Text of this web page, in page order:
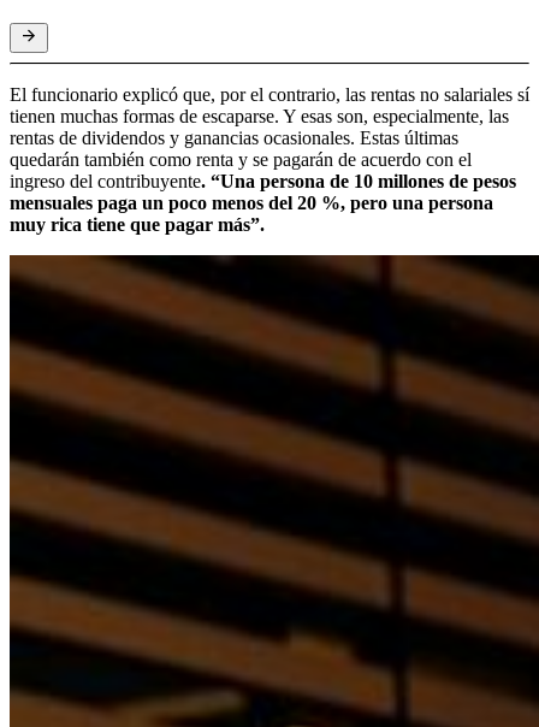
El funcionario explicó que, por el contrario, las rentas no salariales sí
tienen muchas formas de escaparse. Y esas son, especialmente, las
rentas de dividendos y ganancias ocasionales. Estas últimas
quedarán también como renta y se pagarán de acuerdo con el
ingreso del contribuyente. “Una persona de 10 millones de pesos
mensuales paga un poco menos del 20 %, pero una persona
muy rica tiene que pagar más”.